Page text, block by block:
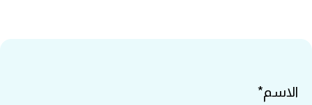
الاسم*